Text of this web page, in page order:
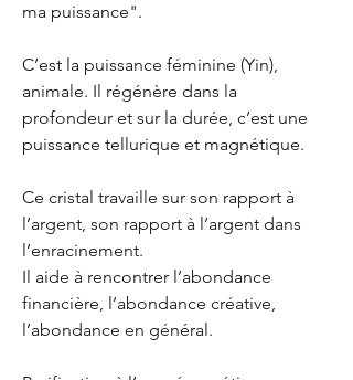
ma puissance".
C’est la puissance féminine (Yin),
animale. Il régénère dans la
profondeur et sur la durée, c’est une
puissance tellurique et magnétique.
Ce cristal travaille sur son rapport à
l’argent, son rapport à l’argent dans
l’enracinement.
Il aide à rencontrer l’abondance
financière, l’abondance créative,
l’abondance en général.